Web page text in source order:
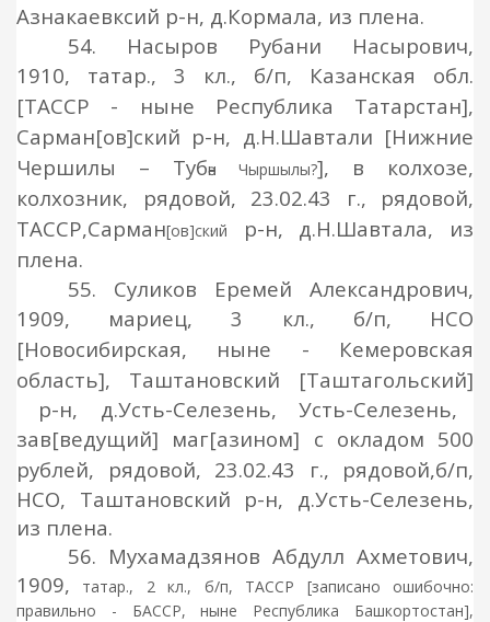
Азнакаевксий р-н, д.Кормала, из плена.
54. Насыров Рубани Насырович,
1910, татар., 3 кл., б/п, Казанская обл.
[ТАССР - ныне Республика Татарстан],
Сарман[ов]ский р-н, д.Н.Шавтали [Нижние
Чершилы – Тубән Чыршылы?], в колхозе,
колхозник, рядовой, 23.02.43 г., рядовой,
ТАССР,Сарман[ов]ский
р-н, д.Н.Шавтала, из
плена.
55. Суликов Еремей Александрович,
1909, мариец,3 кл., б/п, НСО
[Новосибирская, ныне - Кемеровская
область], Таштановский [Таштагольский]
р-н, д.Усть-Селезень, Усть-Селезень,
зав[ведущий] маг[азином] с окладом 500
рублей, рядовой, 23.02.43 г., рядовой,б/п,
НСО, Таштановский р-н, д.Усть-Селезень,
из плена.
56. Мухамадзянов Абдулл Ахметович,
1909, татар., 2 кл., б/п, ТАССР [записано ошибочно:
правильно - БАССР, ныне Республика Башкортостан],